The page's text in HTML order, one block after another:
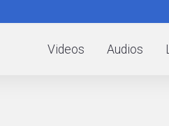
Videos Audios